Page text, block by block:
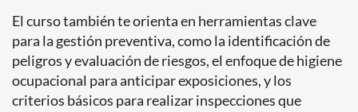
El curso también te orienta en herramientas clave
para la gestión preventiva, como la identificación de
peligros y evaluación de riesgos, el enfoque de higiene
ocupacional para anticipar exposiciones, y los
criterios básicos para realizar inspecciones que